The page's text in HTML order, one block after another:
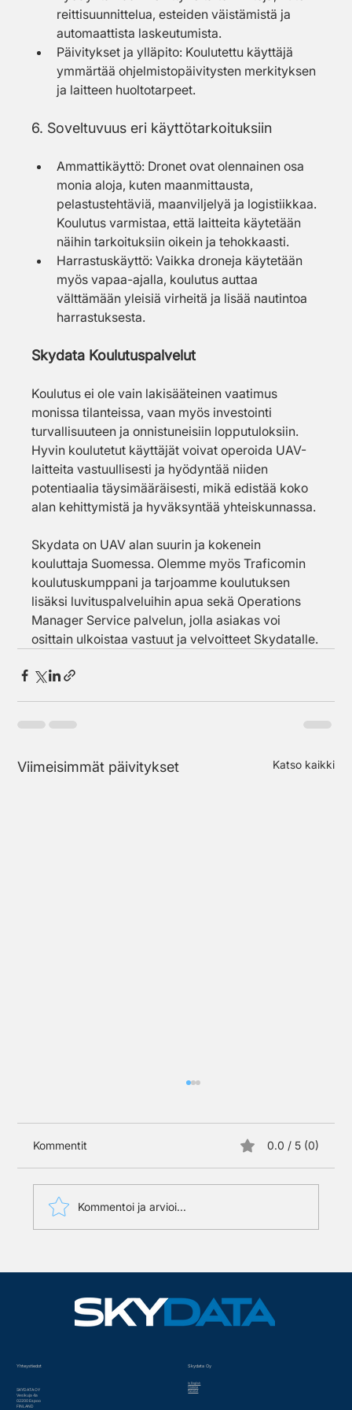
reittisuunnittelua, esteiden väistämistä ja
automaattista laskeutumista.
Päivitykset ja ylläpito: Koulutettu käyttäjä
ymmärtää ohjelmistopäivitysten merkityksen
ja laitteen huoltotarpeet.
6. Soveltuvuus eri käyttötarkoituksiin
Ammattikäyttö: Dronet ovat olennainen osa
monia aloja, kuten maanmittausta,
pelastustehtäviä, maanviljelyä ja logistiikkaa.
Koulutus varmistaa, että laitteita käytetään
näihin tarkoituksiin oikein ja tehokkaasti.
Harrastuskäyttö: Vaikka droneja käytetään
myös vapaa-ajalla, koulutus auttaa
välttämään yleisiä virheitä ja lisää nautintoa
harrastuksesta.
Skydata Koulutuspalvelut
Koulutus ei ole vain lakisääteinen vaatimus
monissa tilanteissa, vaan myös investointi
turvallisuuteen ja onnistuneisiin lopputuloksiin.
Hyvin koulutetut käyttäjät voivat operoida UAV-
laitteita vastuullisesti ja hyödyntää niiden
potentiaalia täysimääräisesti, mikä edistää koko
alan kehittymistä ja hyväksyntää yhteiskunnassa.
Skydata on UAV alan suurin ja kokenein
kouluttaja Suomessa. Olemme myös Traficomin
koulutuskumppani ja tarjoamme koulutuksen
lisäksi luvituspalveluihin apua sekä Operations
Manager Service palvelun, jolla asiakas voi
osittain ulkoistaa vastuut ja velvoitteet Skydatalle.
Viimeisimmät päivitykset Katso kaikki
Kommentit 0.0 / 5 (0)
Kommentoi ja arvioi...
Yhteystiedot
SKYDATA OY
Vesikuja 4a
02200 Espoo
FINLAND
Skydata Oy
In English
Historia
Palvelut